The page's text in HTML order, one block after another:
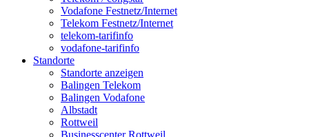
Vodafone Festnetz/Internet
Telekom Festnetz/Internet
telekom-tarifinfo
vodafone-tarifinfo
Standorte
Standorte anzeigen
Balingen Telekom
Balingen Vodafone
Albstadt
Rottweil
Businesscenter Rottweil